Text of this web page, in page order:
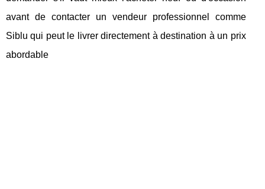
avant de contacter un vendeur professionnel comme
Siblu qui peut le livrer directement à destination à un prix
abordable